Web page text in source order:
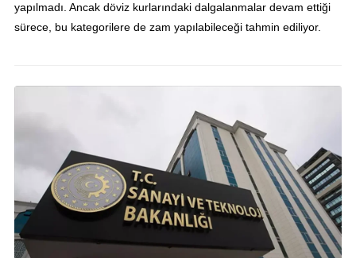
yapılmadı. Ancak döviz kurlarındaki dalgalanmalar devam ettiği
sürece, bu kategorilere de zam yapılabileceği tahmin ediliyor.